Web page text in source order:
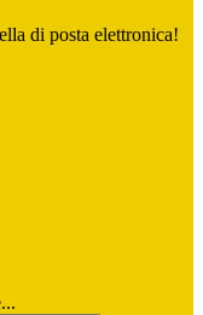
di posta elettronica!